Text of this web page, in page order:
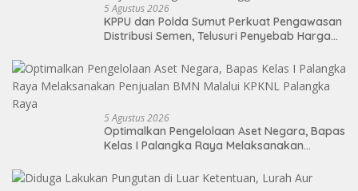
5 Agustus 2026
KPPU dan Polda Sumut Perkuat Pengawasan
Distribusi Semen, Telusuri Penyebab Harga
5 Agustus 2026
Optimalkan Pengelolaan Aset Negara, Bapas
Kelas I Palangka Raya Melaksanakan